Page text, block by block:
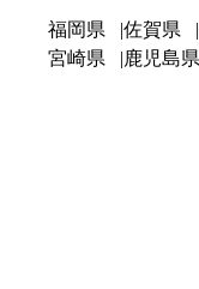
福岡県 佐賀県
宮崎県
鹿児島県